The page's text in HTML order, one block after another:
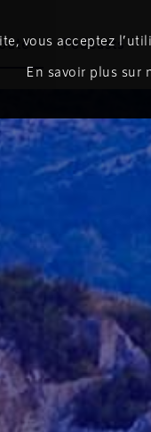
Podcasts
vous acceptez
En savoir plus sur